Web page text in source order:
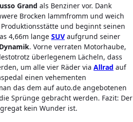
Grand als Benziner vor. Dank
Brocken lammfromm und weich
und beginnt seinen
4,66m lange SUV aufgrund seiner
Dynamik. Vorne verraten Motorhaube,
überlegenem Lächeln, dass
um alle vier Räder via Allrad auf
einen vehementen
das dem auf auto.de angebotenen
Sprünge gebracht werden. Fazit: Der
kein Wunder ist.